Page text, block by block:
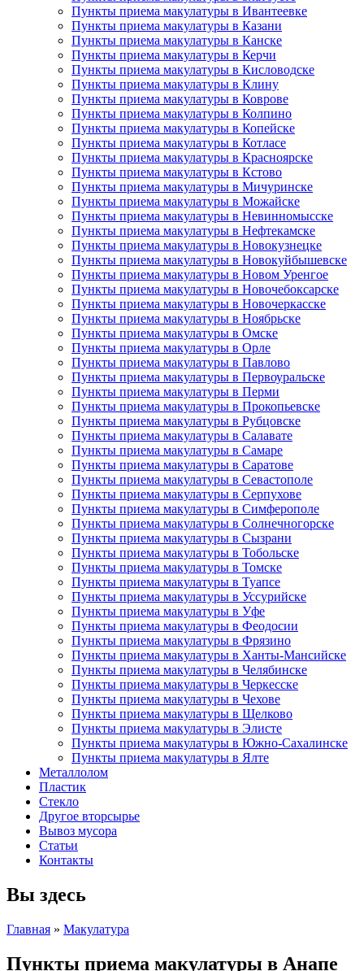
Пункты приема макулатуры в Ивантеевке
Пункты приема макулатуры в Казани
Пункты приема макулатуры в Канске
Пункты приема макулатуры в Керчи
Пункты приема макулатуры в Кисловодске
Пункты приема макулатуры в Клину
Пункты приема макулатуры в Коврове
Пункты приема макулатуры в Колпино
Пункты приема макулатуры в Копейске
Пункты приема макулатуры в Котласе
Пункты приема макулатуры в Красноярске
Пункты приема макулатуры в Кстово
Пункты приема макулатуры в Мичуринске
Пункты приема макулатуры в Можайске
Пункты приема макулатуры в Невинномысске
Пункты приема макулатуры в Нефтекамске
Пункты приема макулатуры в Новокузнецке
Пункты приема макулатуры в Новокуйбышевске
Пункты приема макулатуры в Новом Уренгое
Пункты приема макулатуры в Новочебоксарске
Пункты приема макулатуры в Новочеркасске
Пункты приема макулатуры в Ноябрьске
Пункты приема макулатуры в Омске
Пункты приема макулатуры в Орле
Пункты приема макулатуры в Павлово
Пункты приема макулатуры в Первоуральске
Пункты приема макулатуры в Перми
Пункты приема макулатуры в Прокопьевске
Пункты приема макулатуры в Рубцовске
Пункты приема макулатуры в Салавате
Пункты приема макулатуры в Самаре
Пункты приема макулатуры в Саратове
Пункты приема макулатуры в Севастополе
Пункты приема макулатуры в Серпухове
Пункты приема макулатуры в Симферополе
Пункты приема макулатуры в Солнечногорске
Пункты приема макулатуры в Сызрани
Пункты приема макулатуры в Тобольске
Пункты приема макулатуры в Томске
Пункты приема макулатуры в Туапсе
Пункты приема макулатуры в Уссурийске
Пункты приема макулатуры в Уфе
Пункты приема макулатуры в Феодосии
Пункты приема макулатуры в Фрязино
Пункты приема макулатуры в Ханты-Мансийске
Пункты приема макулатуры в Челябинске
Пункты приема макулатуры в Черкесске
Пункты приема макулатуры в Чехове
Пункты приема макулатуры в Щелково
Пункты приема макулатуры в Элисте
Пункты приема макулатуры в Южно-Сахалинске
Пункты приема макулатуры в Ялте
Металлолом
Пластик
Стекло
Другое вторсырье
Вывоз мусора
Статьи
Контакты
Вы здесь
Главная » Макулатура
Пункты приема макулатуры в Анапе